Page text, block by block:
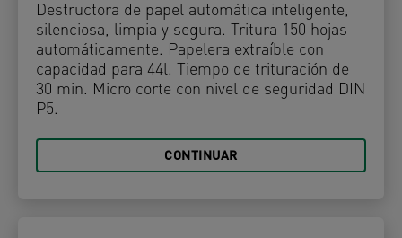
Destructora de papel automática inteligente,
silenciosa, limpia y segura. Tritura 150 hojas
automáticamente. Papelera extraíble con
capacidad para 44l. Tiempo de trituración de
30 min. Micro corte con nivel de seguridad DIN
P5.
CONTINUAR